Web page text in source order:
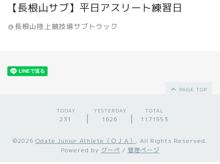
【長根山サブ】平日アスリート練習日
＠長根山陸上競技場サブトラック
PAGE TOP
TODAY
231
YESTERDAY
1626
TOTAL
1171553
©2026 Odate Junior Athlete（ＯＪＡ） . All Rights Reserved.
Powered by グーペ / 管理ページ